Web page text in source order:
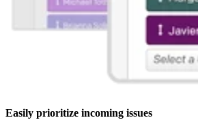
Easily prioritize incoming issues